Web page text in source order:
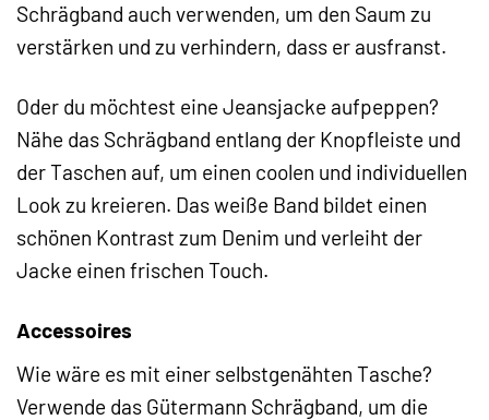
Schrägband auch verwenden, um den Saum zu
verstärken und zu verhindern, dass er ausfranst.
Oder du möchtest eine Jeansjacke aufpeppen?
Nähe das Schrägband entlang der Knopfleiste und
der Taschen auf, um einen coolen und individuellen
Look zu kreieren. Das weiße Band bildet einen
schönen Kontrast zum Denim und verleiht der
Jacke einen frischen Touch.
Accessoires
Wie wäre es mit einer selbstgenähten Tasche?
Verwende das Gütermann Schrägband, um die